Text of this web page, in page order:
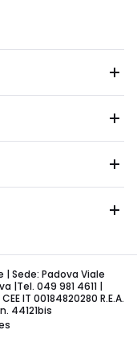
| Sede: Padova Viale
|Tel. 049 981 4611 |
IT 00184820280 R.E.A.
44121bis